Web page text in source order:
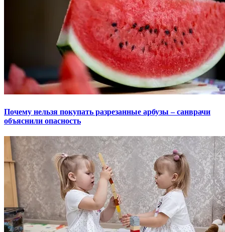
Почему нельзя покупать разрезанные арбузы – санврачи
объяснили опасность